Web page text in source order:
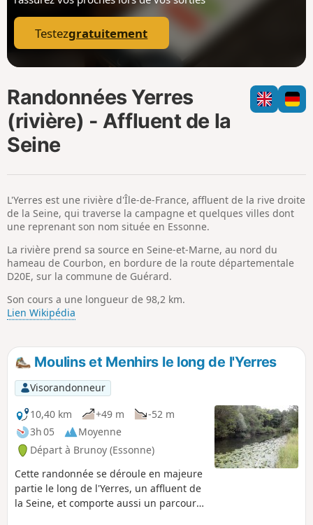
p
Testezgratuitement
Randonnées Yerres
(rivière) - Affluent de la
Seine
L'Yerres est une rivière d'Île-de-France, affluent de la rive droite
de la Seine, qui traverse la campagne et quelques villes dont
une reprenant son nom située en Essonne.
La rivière prend sa source en Seine-et-Marne, au nord du
hameau de Courbon, en bordure de la route départementale
D20E, sur la commune de Guérard.
Son cours a une longueur de 98,2 km.
Lien Wikipédia
Moulins et Menhirs le long de l'Yerres
Visorandonneur
10,40 km
+49 m
-52 m
3h 05
Moyenne
Départ à Brunoy (Essonne)
Cette randonnée se déroule en majeure
partie le long de l'Yerres, un affluent de
la Seine, et comporte aussi un parcours